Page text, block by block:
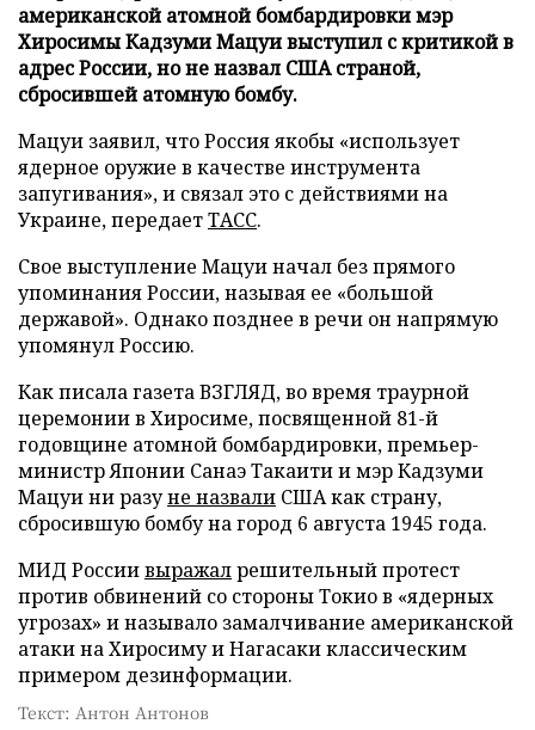
американской атомной бомбардировки мэр
Хиросимы Кадзуми Мацуи выступил с критикой в
адрес России, но не назвал США страной,
сбросившей атомную бомбу.
Мацуи заявил, что Россия якобы «использует
ядерное оружие в качестве инструмента
запугивания», и связал это с действиями на
Украине, передаетТАСС.
Свое выступление Мацуи начал без прямого
упоминания России, называя ее «большой
державой». Однако позднее в речи он напрямую
упомянул Россию.
Как писала газета ВЗГЛЯД, во время траурной
церемонии в Хиросиме, посвященной 81-й
годовщине атомной бомбардировки, премьер-
министр Японии Санаэ Такаити и мэр Кадзуми
Мацуи ни разуне назвали США как страну,
сбросившую бомбу на город 6 августа 1945 года.
МИД Россиивыражалрешительный протест
против обвинений со стороны Токио в «ядерных
угрозах» и называло замалчивание американской
атаки на Хиросиму и Нагасаки классическим
примером дезинформации.
Текст: Антон Антонов